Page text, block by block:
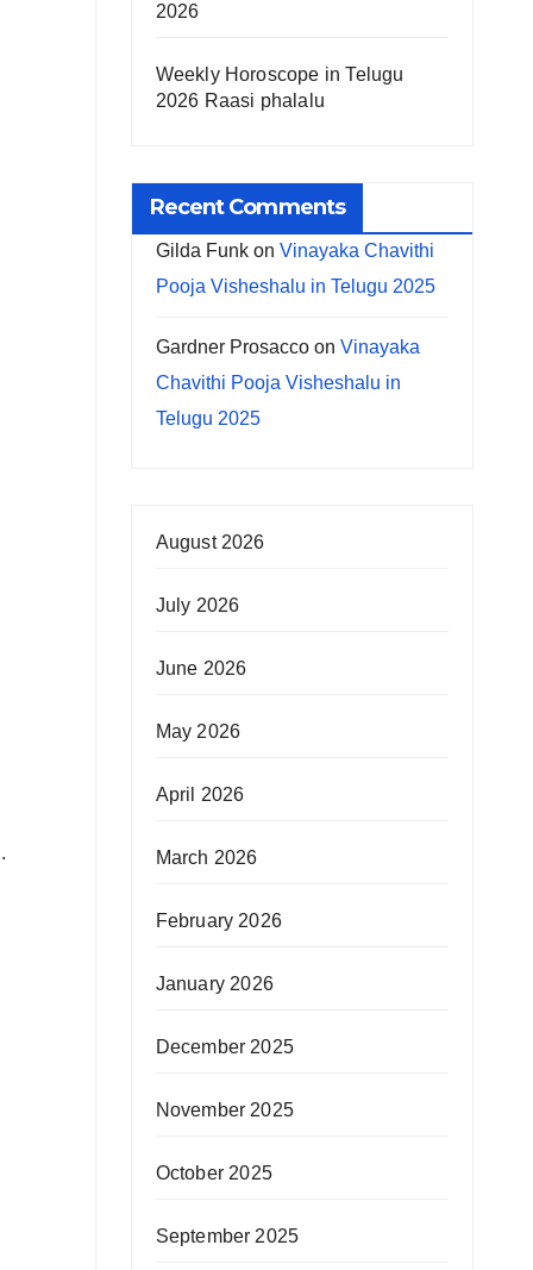
2026
Weekly Horoscope in Telugu
2026 Raasi phalalu
Recent Comments
Gilda Funkon Vinayaka Chavithi
Pooja Visheshalu in Telugu 2025
Gardner Prosaccoon Vinayaka
Chavithi Pooja Visheshalu in
Telugu 2025
August 2026
July 2026
June 2026
May 2026
April 2026
March 2026
February 2026
January 2026
December 2025
November 2025
October 2025
September 2025